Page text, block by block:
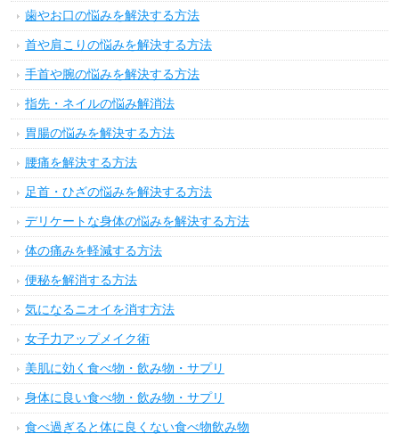
歯やお口の悩みを解決する方法
首や肩こりの悩みを解決する方法
手首や腕の悩みを解決する方法
指先・ネイルの悩み解消法
胃腸の悩みを解決する方法
腰痛を解決する方法
足首・ひざの悩みを解決する方法
デリケートな身体の悩みを解決する方法
体の痛みを軽減する方法
便秘を解消する方法
気になるニオイを消す方法
女子力アップメイク術
美肌に効く食べ物・飲み物・サプリ
身体に良い食べ物・飲み物・サプリ
食べ過ぎると体に良くない食べ物飲み物